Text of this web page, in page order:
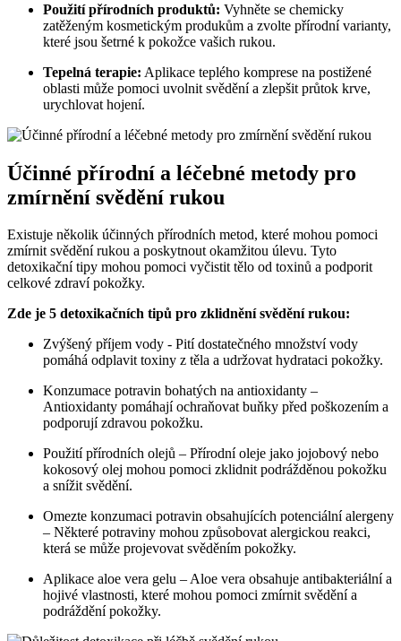
Použití přírodních⁤ produktů: Vyhněte se chemicky
⁣zatěženým‍ kosmetickým produkům a​ zvolte přírodní varianty,
které jsou⁤ šetrné k pokožce​ vašich rukou.
Tepelná terapie: Aplikace​ teplého komprese na postižené
oblasti může pomoci uvolnit⁣ svědění⁢ a⁣ zlepšit průtok⁤ krve,
urychlovat hojení.
Účinné přírodní a léčebné metody pro
⁣zmírnění svědění ⁤rukou
Existuje několik účinných přírodních metod, které ⁤mohou ​pomoci
⁢zmírnit svědění rukou a poskytnout okamžitou úlevu. Tyto​
detoxikační⁢ tipy mohou pomoci vyčistit tělo od​ toxinů a podporit
celkové zdraví pokožky.
Zde je ​5 ​detoxikačních tipů⁢ pro zklidnění svědění rukou:
Zvýšený⁣ příjem vody -⁤ Pití⁣ dostatečného ‍množství vody
⁤pomáhá​ odplavit toxiny z těla‌ a udržovat hydrataci pokožky.
Konzumace potravin bohatých na ​antioxidanty –
Antioxidanty pomáhají ochraňovat ‍buňky před ‍poškozením a⁢
podporují zdravou pokožku.
Použití přírodních olejů‌ – Přírodní‍ oleje jako jojobový ‍nebo
kokosový olej mohou⁢ pomoci zklidnit podrážděnou pokožku
a⁣ snížit svědění.
Omezte konzumaci⁤ potravin obsahujících potenciální alergeny
– Některé potraviny mohou způsobovat alergickou reakci,
která se může projevovat svěděním pokožky.
Aplikace aloe vera ‌gelu‍ – Aloe vera ‌obsahuje antibakteriální a
hojivé ‌vlastnosti, které mohou pomoci ​zmírnit ‍svědění a
podráždění pokožky.